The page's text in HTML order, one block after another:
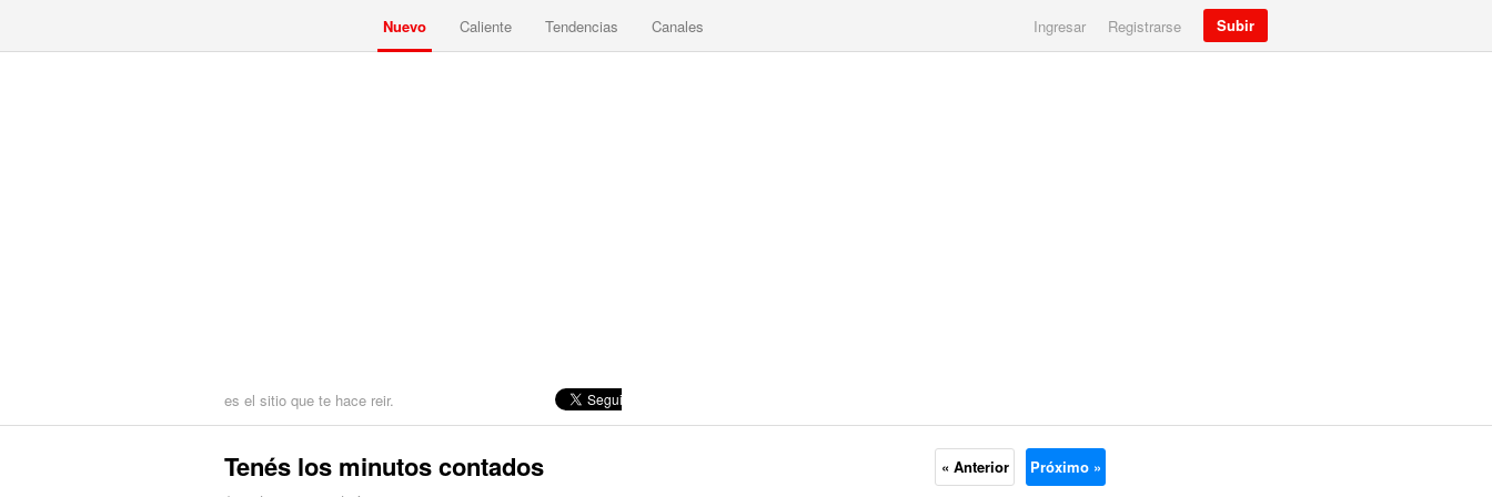
Nuevo Caliente Tendencias Canales Ingresar Registrarse Subir
es el sitio que te hace reir.
Tenés los minutos contados « Anterior Próximo »